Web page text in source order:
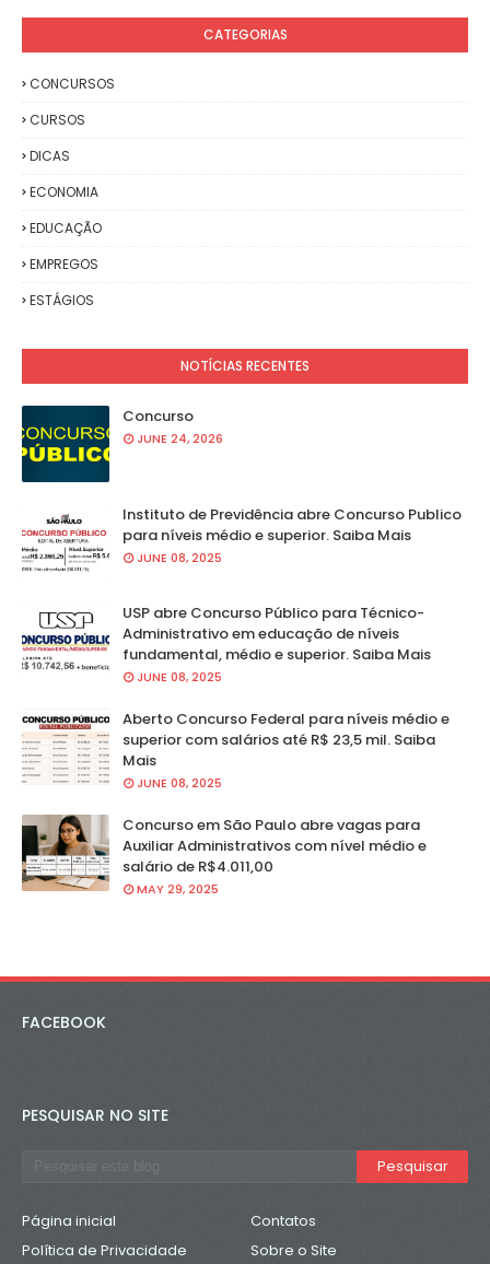
CATEGORIAS
CONCURSOS
CURSOS
DICAS
ECONOMIA
EDUCAÇÃO
EMPREGOS
ESTÁGIOS
NOTÍCIAS RECENTES
Concurso
JUNE 24, 2026
Instituto de Previdência abre Concurso Publico
para níveis médio e superior. Saiba Mais
JUNE 08, 2025
USP abre Concurso Público para Técnico-
Administrativo em educação de níveis
fundamental, médio e superior. Saiba Mais
JUNE 08, 2025
Aberto Concurso Federal para níveis médio e
superior com salários até R$ 23,5 mil. Saiba
Mais
JUNE 08, 2025
Concurso em São Paulo abre vagas para
Auxiliar Administrativos com nível médio e
salário de R$4.011,00
MAY 29, 2025
FACEBOOK
PESQUISAR NO SITE
Página inicial
Contatos
Política de Privacidade
Sobre o Site